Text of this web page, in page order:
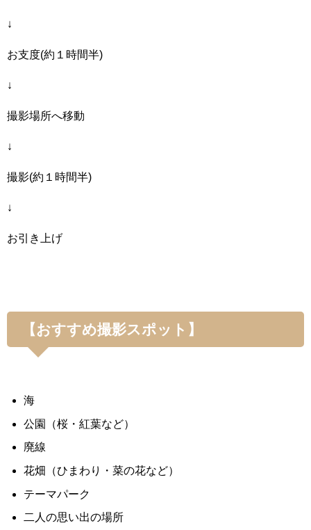
↓
お支度(約１時間半)
↓
撮影場所へ移動
↓
撮影(約１時間半)
↓
お引き上げ
【おすすめ撮影スポット】
海
公園（桜・紅葉など）
廃線
花畑（ひまわり・菜の花など）
テーマパーク
二人の思い出の場所